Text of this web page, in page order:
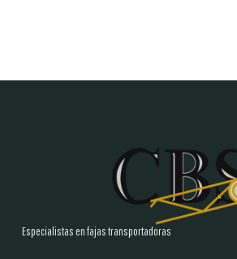
Especialistas en fajas transportadoras